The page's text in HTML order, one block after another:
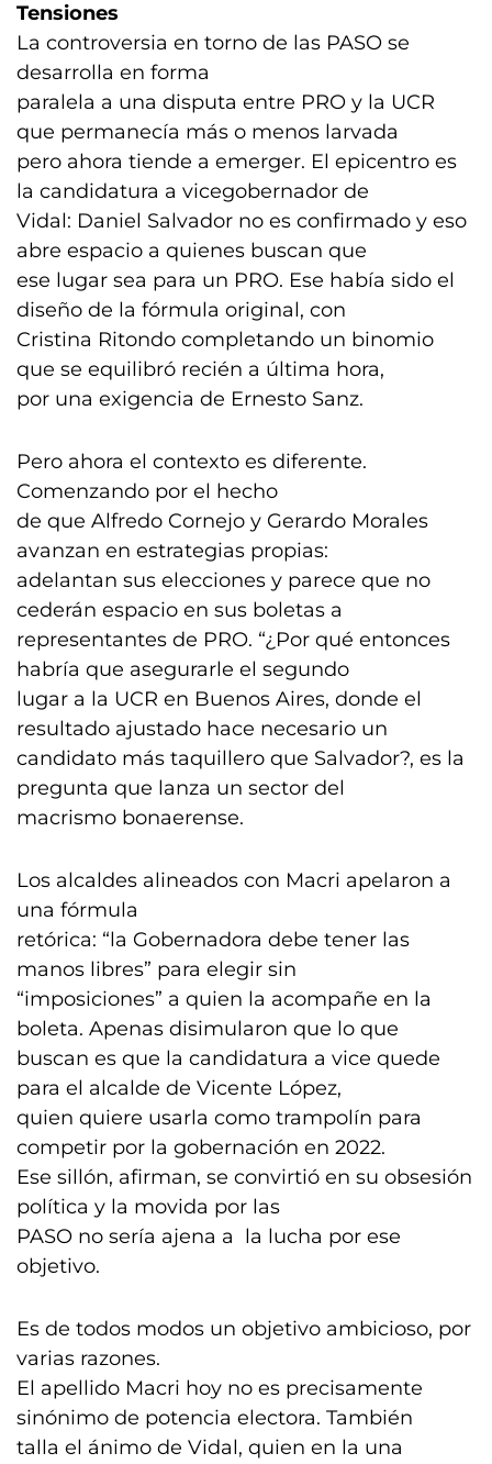
Tensiones
La controversia en torno de las PASO se
desarrolla en forma
paralela a una disputa entre PRO y la UCR
que permanecía más o menos larvada
pero ahora tiende a emerger. El epicentro es
la candidatura a vicegobernador de
Vidal: Daniel Salvador no es confirmado y eso
abre espacio a quienes buscan que
ese lugar sea para un PRO. Ese había sido el
diseño de la fórmula original, con
Cristina Ritondo completando un binomio
que se equilibró recién a última hora,
por una exigencia de Ernesto Sanz.
Pero ahora el contexto es diferente.
Comenzando por el hecho
de que Alfredo Cornejo y Gerardo Morales
avanzan en estrategias propias:
adelantan sus elecciones y parece que no
cederán espacio en sus boletas a
representantes de PRO. “¿Por qué entonces
habría que asegurarle el segundo
lugar a la UCR en Buenos Aires, donde el
resultado ajustado hace necesario un
candidato más taquillero que Salvador?, es la
pregunta que lanza un sector del
macrismo bonaerense.
Los alcaldes alineados con Macri apelaron a
una fórmula
retórica: “la Gobernadora debe tener las
manos libres” para elegir sin
“imposiciones” a quien la acompañe en la
boleta. Apenas disimularon que lo que
buscan es que la candidatura a vice quede
para el alcalde de Vicente López,
quien quiere usarla como trampolín para
competir por la gobernación en 2022.
Ese sillón, afirman, se convirtió en su obsesión
política y la movida por las
PASO no sería ajena a la lucha por ese
objetivo.
Es de todos modos un objetivo ambicioso, por
varias razones.
El apellido Macri hoy no es precisamente
sinónimo de potencia electora. También
talla el ánimo de Vidal, quien en la una